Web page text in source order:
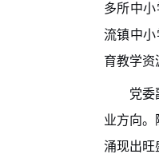
多所中
流镇中
育教学资
党委
业方向。
涌现出旺